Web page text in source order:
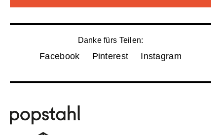
Danke fürs Teilen:
Facebook Pinterest Instagram